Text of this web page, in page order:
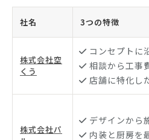
社名 3つの特徴
株式会社空
くう
コンセプトに
相談から工事
店舗に特化し
株式会社パ
デザインから
内装と厨房を